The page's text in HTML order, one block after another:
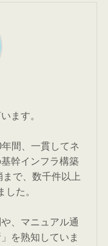
ます。
間、一貫してネ
幹インフラ構築
で、数千件以上
た。
、マニュアル通
を熟知していま